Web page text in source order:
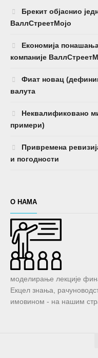
Брекит објаснио
ВаллСтреетМојо
Економија
компаније
Фиат новац
валута
Неквалификовано
примери)
Привремена
и погодности
О НАМА
моделирање лекције
Екцел знања,
имовином - на нашим